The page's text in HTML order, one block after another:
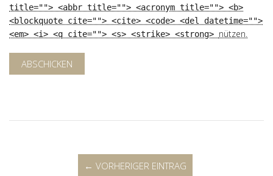
title=""> <abbr title=""> <acronym title=""> <b>
<blockquote cite=""> <cite> <code> <del datetime="">
<em> <i> <q cite=""> <s> <strike> <strong> nützen.
ABSCHICKEN
← VORHERIGER EINTRAG